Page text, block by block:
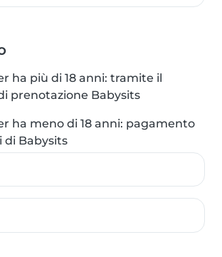
ha più di 18 anni: tramite il
prenotazione Babysits
ha meno di 18 anni: pagamento
di Babysits